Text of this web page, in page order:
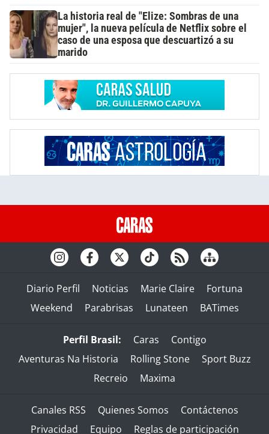
La historia real de "Elize: Sombras de una
mujer", la nueva película de Netflix sobre el
caso de una esposa que descuartizó a su
marido
Diario Perfil Noticias Marie Claire
Fortuna
Weekend
Parabrisas Lunateen BATimes
Perfil Brasil: Caras
Contigo
Aventuras Na Historia
Rolling Stone
Sport Buzz
Recreio
Maxima
Canales RSS Quienes Somos
Contáctenos
Privacidad
Equipo Reglas de participación